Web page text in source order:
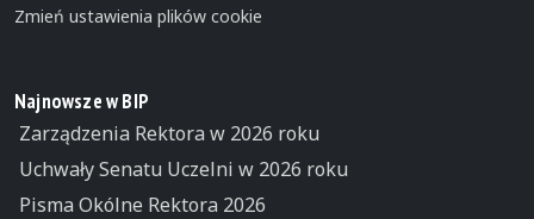
Zmień ustawienia plików cookie
Najnowsze w BIP
Zarządzenia Rektora w 2026 roku
Uchwały Senatu Uczelni w 2026 roku
Pisma Okólne Rektora 2026